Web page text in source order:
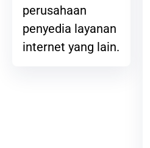
perusahaan
penyedia layanan
internet yang lain.